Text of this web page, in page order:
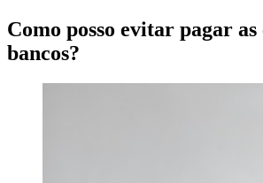
Como posso evitar pagar as
bancos?